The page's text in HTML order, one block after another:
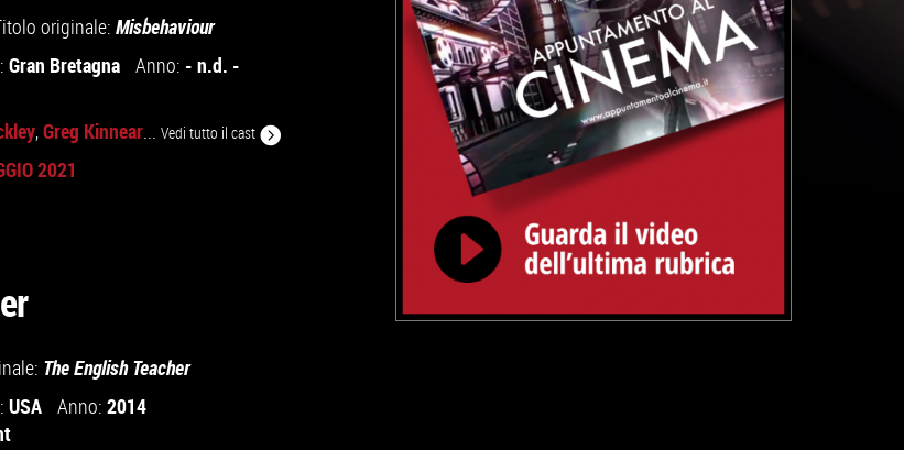
originale: Misbehaviour
Gran Bretagna Anno: - n.d. -
,Greg Kinnear... Vedi tutto il cast
2021
The English Teacher
USA Anno: 2014